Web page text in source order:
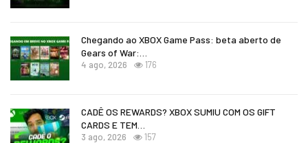
Chegando ao XBOX Game Pass: beta aberto de
Gears of War:…
4 ago, 2026 176
CADÊ OS REWARDS? XBOX SUMIU COM OS GIFT
CARDS E TEM…
3 ago, 2026 157